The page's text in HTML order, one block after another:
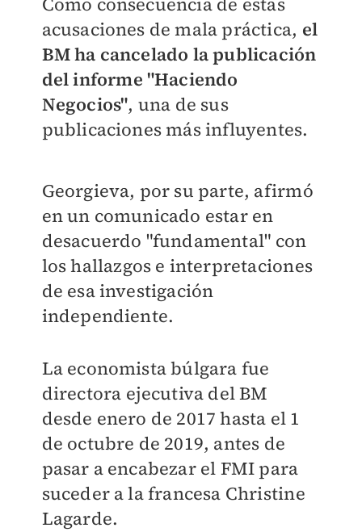
acusaciones de mala práctica, el
BM ha cancelado la publicación
del informe "Haciendo
Negocios", una de sus
publicaciones más influyentes.
Georgieva, por su parte, afirmó
en un comunicado estar en
desacuerdo "fundamental" con
los hallazgos e interpretaciones
de esa investigación
independiente.
La economista búlgara fue
directora ejecutiva del BM
desde enero de 2017 hasta el 1
de octubre de 2019, antes de
pasar a encabezar el FMI para
suceder a la francesa Christine
Lagarde.